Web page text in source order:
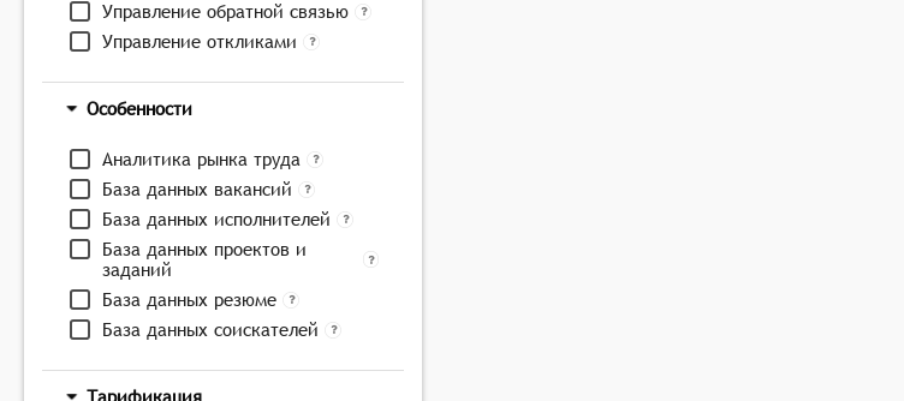
Управление обратной связью
Управление откликами
Особенности
Аналитика рынка труда
База данных вакансий
База данных исполнителей
База данных проектов и
заданий
База данных резюме
База данных соискателей